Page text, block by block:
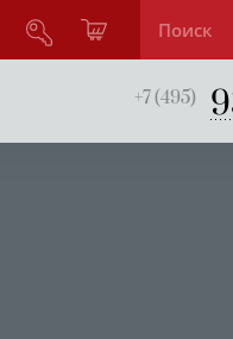
+7 (495)